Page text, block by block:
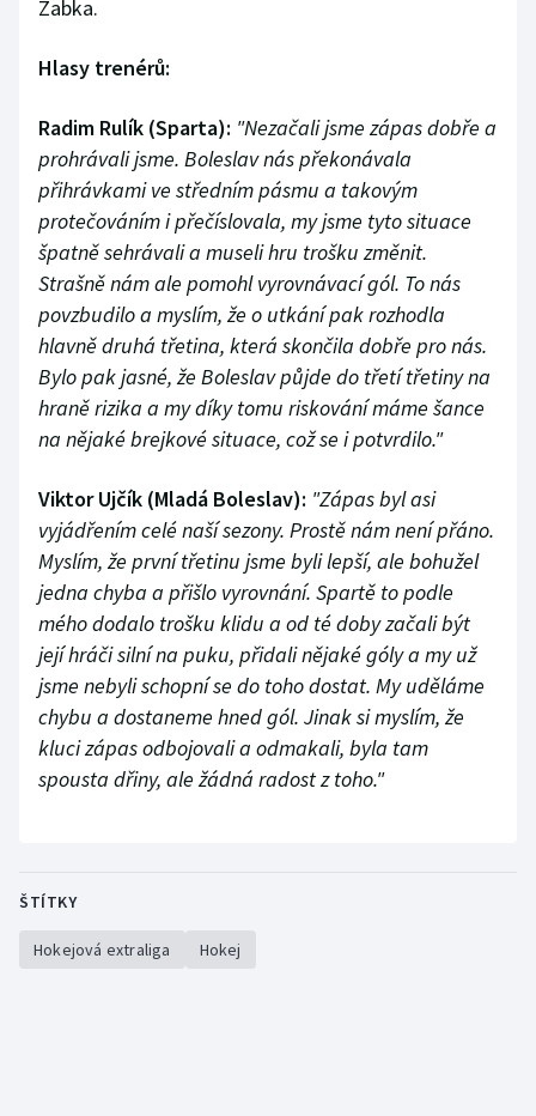
Žabka.
Hlasy trenérů:
Radim Rulík (Sparta): "Nezačali jsme zápas dobře a
prohrávali jsme. Boleslav nás překonávala
přihrávkami ve středním pásmu a takovým
protečováním i přečíslovala, my jsme tyto situace
špatně sehrávali a museli hru trošku změnit.
Strašně nám ale pomohl vyrovnávací gól. To nás
povzbudilo a myslím, že o utkání pak rozhodla
hlavně druhá třetina, která skončila dobře pro nás.
Bylo pak jasné, že Boleslav půjde do třetí třetiny na
hraně rizika a my díky tomu riskování máme šance
na nějaké brejkové situace, což se i potvrdilo."
Viktor Ujčík (Mladá Boleslav): "Zápas byl asi
vyjádřením celé naší sezony. Prostě nám není přáno.
Myslím, že první třetinu jsme byli lepší, ale bohužel
jedna chyba a přišlo vyrovnání. Spartě to podle
mého dodalo trošku klidu a od té doby začali být
její hráči silní na puku, přidali nějaké góly a my už
jsme nebyli schopní se do toho dostat. My uděláme
chybu a dostaneme hned gól. Jinak si myslím, že
kluci zápas odbojovali a odmakali, byla tam
spousta dřiny, ale žádná radost z toho."
ŠTÍTKY
Hokejová extraliga Hokej